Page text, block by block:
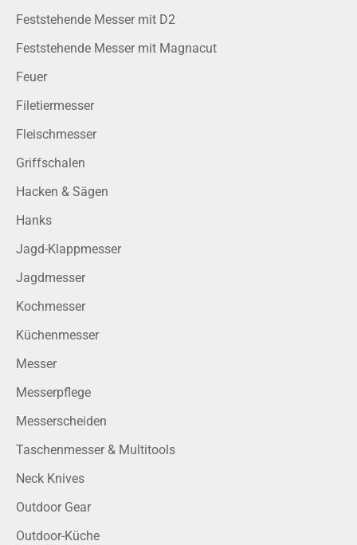
Feststehende Messer mit D2
Feststehende Messer mit Magnacut
Feuer
Filetiermesser
Fleischmesser
Griffschalen
Hacken & Sägen
Hanks
Jagd-Klappmesser
Jagdmesser
Kochmesser
Küchenmesser
Messer
Messerpflege
Messerscheiden
Taschenmesser & Multitools
Neck Knives
Outdoor Gear
Outdoor-Küche